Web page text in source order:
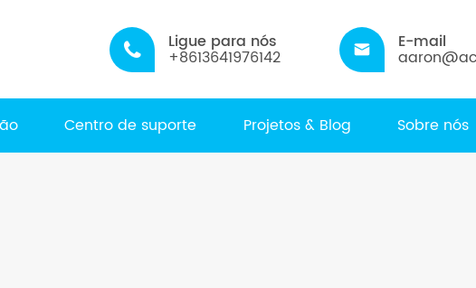
 Ligue para nós
+8613641976142  E-mail
Centro de suporte Projetos & Blog Sobre nós